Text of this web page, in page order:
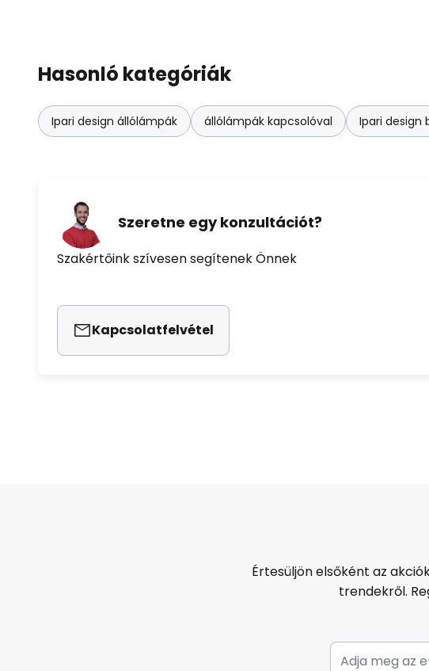
Hasonló kategóriák
Ipari design állólámpák állólámpák kapcsolóval Ipari design
Szeretne egy konzultációt?
Szakértőink szívesen segítenek Önnek
Kapcsolatfelvétel
Értesüljön elsőként az
trendekről.